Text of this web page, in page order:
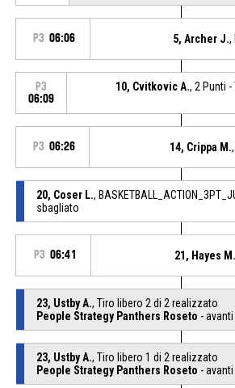
P3 06:06 5, Archer J.,
P3
06:09
10, Cvitkovic A., 2 Punti
P3 06:26 14, Crippa M.
20, Coser L.,
sbagliato
P3 06:41 21, Hayes
23, Ustby A., Tiro libero 2 di 2 realizzato
People Strategy Panthers Roseto -
23, Ustby A., Tiro libero 1 di 2 realizzato
People Strategy Panthers Roseto - avanti